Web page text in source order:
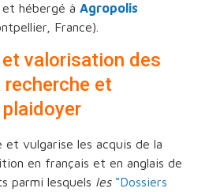
et hébergé à Agropolis
France).
valorisation des
et
vulgarise les acquis de la
en français et en anglais de
parmi lesquels les “Dossiers